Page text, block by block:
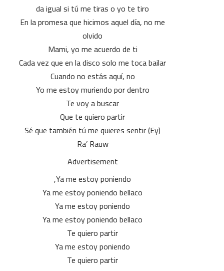
da igual si tú me tiras o yo te tiro
En la promesa que hicimos aquel día, no me
olvido
Mami, yo me acuerdo de ti
Cada vez que en la disco solo me toca bailar
Cuando no estás aquí, no
Yo me estoy muriendo por dentro
Te voy a buscar
Que te quiero partir
Sé que también tú me quieres sentir (Ey)
Ra’ Rauw
Advertisement
Ya me estoy poniendo,
Ya me estoy poniendo bellaco
Ya me estoy poniendo
Ya me estoy poniendo bellaco
Te quiero partir
Ya me estoy poniendo
Te quiero partir